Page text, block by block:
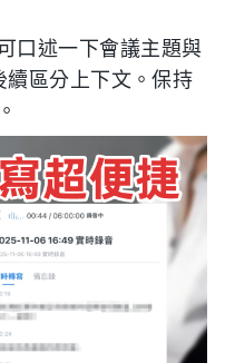
口述一下會議主題與
區分上下文。保持